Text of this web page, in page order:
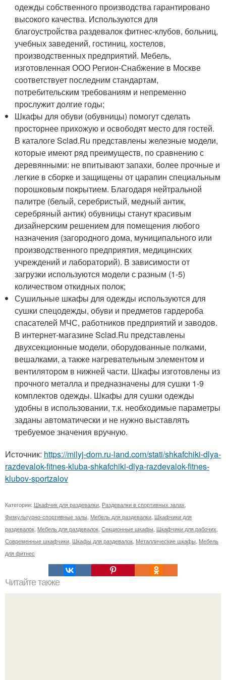
одежды собственного производства гарантировано
высокого качества. Используются для
благоустройства раздевалок фитнес-клубов, больниц,
учебных заведений, гостиниц, хостелов,
производственных предприятий. Мебель,
изготовленная ООО Регион-Снабжение в Москве
соответствует последним стандартам,
потребительским требованиям и непременно
прослужит долгие годы;
Шкафы для обуви (обувницы) помогут сделать
просторнее прихожую и освободят место для гостей.
В каталоге Sclad.Ru представлены железные модели,
которые имеют ряд преимуществ, по сравнению с
деревянными: не впитывают запахи, более прочные и
легкие в сборке и защищены от царапин специальным
порошковым покрытием. Благодаря нейтральной
палитре (белый, серебристый, медный антик,
серебряный антик) обувницы станут красивым
дизайнерским решением для помещения любого
назначения (загородного дома, муниципального или
производственного предприятия, медицинских
учреждений и лабораторий). В зависимости от
загрузки используются модели с разным (1-5)
количеством откидных полок;
Сушильные шкафы для одежды используются для
сушки спецодежды, обуви и предметов гардероба
спасателей МЧС, работников предприятий и заводов.
В интернет-магазине Sclad.Ru представлены
двухсекционные модели, оборудованные полками,
вешалками, а также нагревательным элементом и
вентилятором в нижней части. Шкафы изготовлены из
прочного металла и предназначены для сушки 1-9
комплектов одежды. Шкафы для сушки одежды
удобны в использовании, т.к. необходимые параметры
заданы автоматически и не нужно выставлять
требуемое значения вручную.
Источник: https://milyj-dom.ru-land.com/stati/shkafchiki-dlya-
razdevalok-fitnes-kluba-shkafchiki-dlya-razdevalok-fitnes-
klubov-sportzalov
Категории: Шкафчик для раздевалки, Раздевалки в спортивных залах,
Физкультурно-спортивные залы, Мебель для раздевалки, Шкафчики для
раздевалок, Мебель для раздевалок, Секционные шкафы, Шкафчики для рабочих,
Современные шкафчики, Шкафы для раздевалок, Металлические шкафы, Мебель
для фитнес
Читайте также